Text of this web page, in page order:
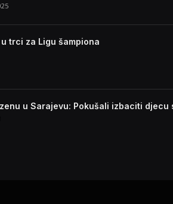
trci za Ligu šampiona
u Sarajevu: Pokušali izbaciti djecu